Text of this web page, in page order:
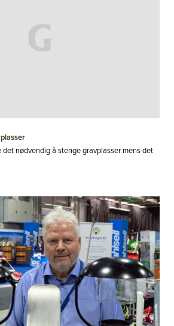
nødvendig å stenge gravplasser mens det